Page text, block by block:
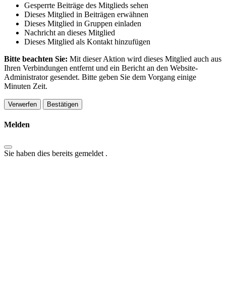
Gesperrte Beiträge des Mitglieds sehen
Dieses Mitglied in Beiträgen erwähnen
Dieses Mitglied in Gruppen einladen
Nachricht an dieses Mitglied
Dieses Mitglied als Kontakt hinzufügen
Bitte beachten Sie: Mit dieser Aktion wird dieses Mitglied auch aus
Ihren Verbindungen entfernt und ein Bericht an den Website-
Administrator gesendet. Bitte geben Sie dem Vorgang einige
Minuten Zeit.
Bestätigen
Melden
Sie haben dies bereits gemeldet .